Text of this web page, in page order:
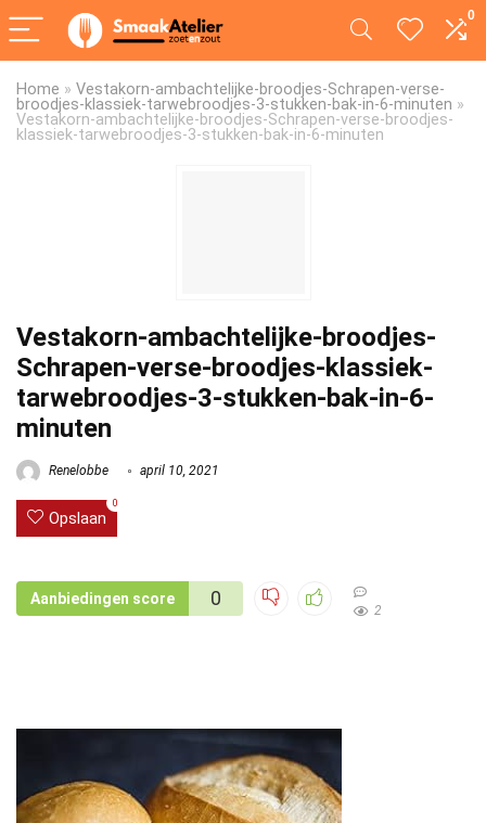
0
Home » Vestakorn-ambachtelijke-broodjes-Schrapen-verse-
broodjes-klassiek-tarwebroodjes-3-stukken-bak-in-6-minuten »
Vestakorn-ambachtelijke-broodjes-Schrapen-verse-broodjes-
klassiek-tarwebroodjes-3-stukken-bak-in-6-minuten
Vestakorn-ambachtelijke-broodjes-
Schrapen-verse-broodjes-klassiek-
tarwebroodjes-3-stukken-bak-in-6-
minuten
Renelobbe april 10, 2021
Opslaan
0
Aanbiedingen score 0
2